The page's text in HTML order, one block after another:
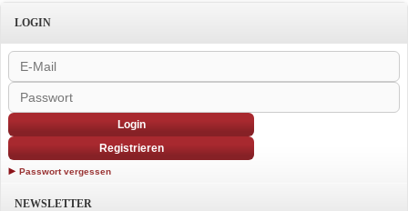
LOGIN
Login
Registrieren
Passwort vergessen
NEWSLETTER